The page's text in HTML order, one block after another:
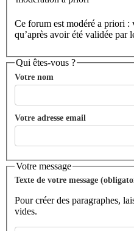
Ce forum est modéré a priori :
qu’après avoir été validée par
Qui êtes-vous ?
Votre nom
Votre adresse email
Votre message
Texte de votre message
Pour créer des paragraphes,
vides.